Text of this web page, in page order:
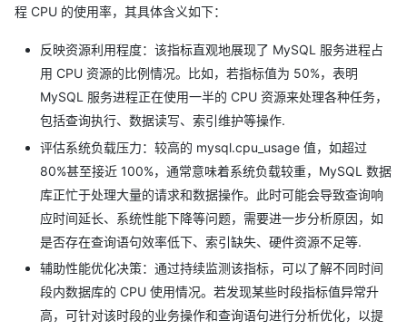
从 rds 基本信息查看，我们rds 实例是4核的
找到的信息
找了rds相关的文档，没有找到这个参数的具体说明
在性能参数文档里看到两个类似的参数
监控项列表中只能看到 CPU使用率这几个字
程 CPU 的使用率，其具体含义如下：
反映资源利用程度：该指标直观地展现了 MySQL 服务进程占
用 CPU 资源的比例情况。比如，若指标值为 50%，表明
MySQL 服务进程正在使用一半的 CPU 资源来处理各种任务，
包括查询执行、数据读写、索引维护等操作.
评估系统负载压力：较高的 mysql.cpu_usage 值，如超过
80%甚至接近 100%，通常意味着系统负载较重，MySQL 数据
库正忙于处理大量的请求和数据操作。此时可能会导致查询响
应时间延长、系统性能下降等问题，需要进一步分析原因，如
是否存在查询语句效率低下、索引缺失、硬件资源不足等.
辅助性能优化决策：通过持续监测该指标，可以了解不同时间
段内数据库的 CPU 使用情况。若发现某些时段指标值异常升
高，可针对该时段的业务操作和查询语句进行分析优化，以提